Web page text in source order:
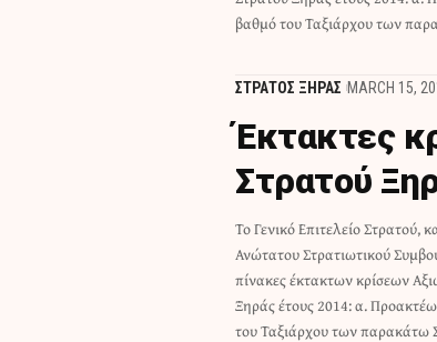
βαθμό του Ταξιάρχου των
ΣΤΡΑΤΟΣ ΞΗΡΑΣ MARCH 15,
Έκτακτες
Στρατού
Το Γενικό Επιτελείο Στρατού,
Ανώτατου Στρατιωτικού
πίνακες έκτακτων κρίσεων
Ξηράς έτους 2014: α.
του Ταξιάρχου των
(1) Πεζικού
Ιπποκράτη(2)
Αντωνίου(3) Πυροβολικού
Αθανασίου(4) Πεζικού